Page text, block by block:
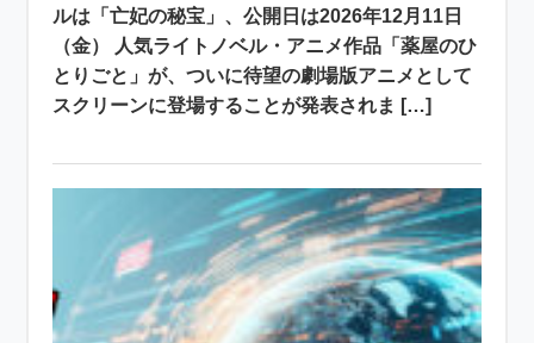
ルは「亡妃の秘宝」、公開日は2026年12月11日
（金） 人気ライトノベル・アニメ作品「薬屋のひ
とりごと」が、ついに待望の劇場版アニメとして
スクリーンに登場することが発表されま […]